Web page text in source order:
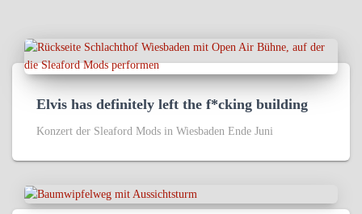
Elvis has definitely left the f*cking building
Konzert der Sleaford Mods in Wiesbaden Ende Juni